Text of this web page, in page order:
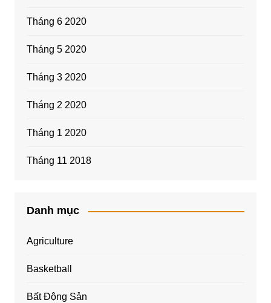
Tháng 6 2020
Tháng 5 2020
Tháng 3 2020
Tháng 2 2020
Tháng 1 2020
Tháng 11 2018
Danh mục
Agriculture
Basketball
Bất Động Sản